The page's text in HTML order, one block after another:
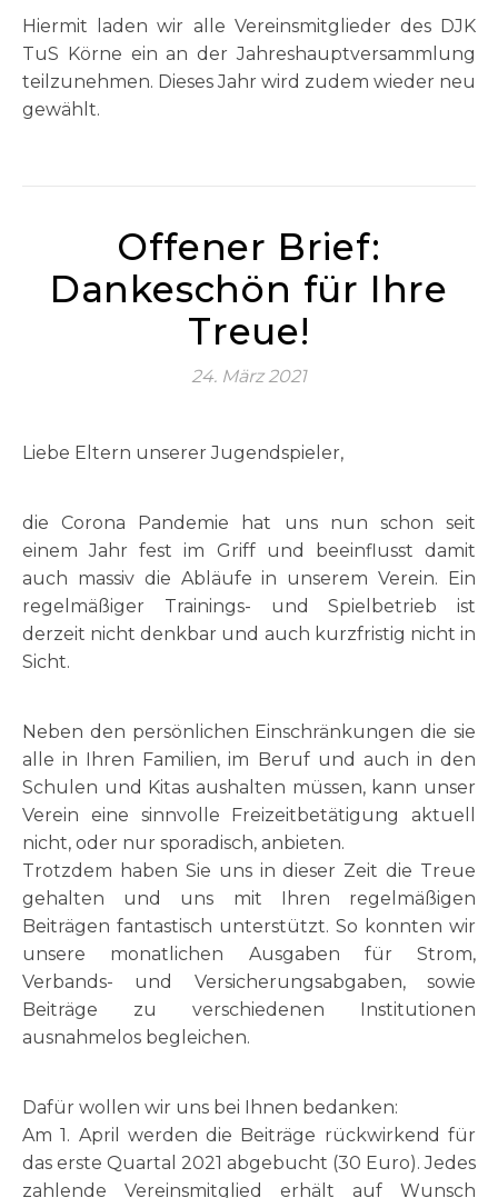
Hiermit laden wir alle Vereinsmitglieder des DJK
TuS Körne ein an der Jahreshauptversammlung
teilzunehmen. Dieses Jahr wird zudem wieder neu
gewählt.
Offener Brief:
Dankeschön für Ihre
Treue!
24. März 2021
Liebe Eltern unserer Jugendspieler,
die Corona Pandemie hat uns nun schon seit
einem Jahr fest im Griff und beeinflusst damit
auch massiv die Abläufe in unserem Verein. Ein
regelmäßiger Trainings- und Spielbetrieb ist
derzeit nicht denkbar und auch kurzfristig nicht in
Sicht.
Neben den persönlichen Einschränkungen die sie
alle in Ihren Familien, im Beruf und auch in den
Schulen und Kitas aushalten müssen, kann unser
Verein eine sinnvolle Freizeitbetätigung aktuell
nicht, oder nur sporadisch, anbieten.
Trotzdem haben Sie uns in dieser Zeit die Treue
gehalten und uns mit Ihren regelmäßigen
Beiträgen fantastisch unterstützt. So konnten wir
unsere monatlichen Ausgaben für Strom,
Verbands- und Versicherungsabgaben, sowie
Beiträge zu verschiedenen Institutionen
ausnahmelos begleichen.
Dafür wollen wir uns bei Ihnen bedanken:
Am 1. April werden die Beiträge rückwirkend für
das erste Quartal 2021 abgebucht (30 Euro). Jedes
zahlende Vereinsmitglied erhält auf Wunsch